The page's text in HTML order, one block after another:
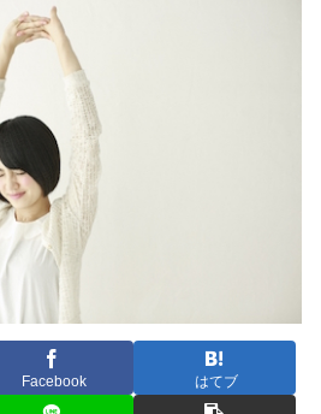
Facebook はてブ